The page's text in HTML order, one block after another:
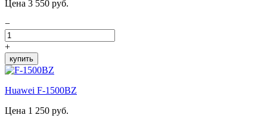
Цена 3 550 руб.
−
+
купить
Huawei F-1500BZ
Цена 1 250 руб.